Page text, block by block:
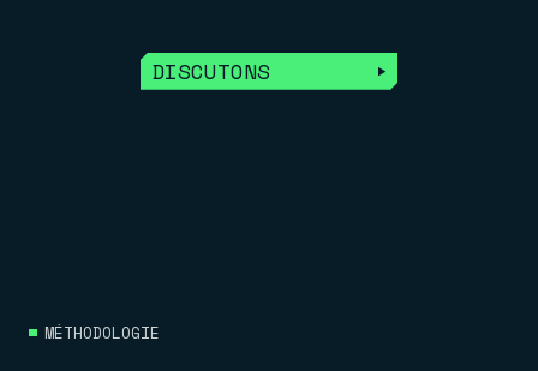
DISCUTONS
MÉTHODOLOGIE